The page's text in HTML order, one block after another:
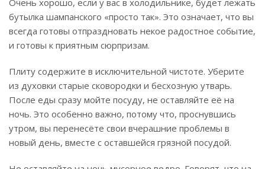
Очень хорошо, если у вас в холодильнике, будет лежать
бутылка шампанского «просто так». Это означает, что вы
всегда готовы отпраздновать некое радостное событие,
и готовы к приятным сюрпризам.
Плиту содержите в исключительной чистоте. Уберите
из духовки старые сковородки и бесхозную утварь.
После еды сразу мойте посуду, не оставляйте её на
ночь. Это особенно важно, потому что, проснувшись
утром, вы перенесёте свои вчерашние проблемы в
новый день, вместе с оставшейся грязной посудой.